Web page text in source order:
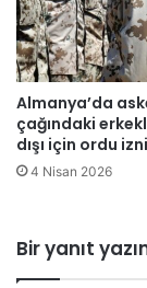
a
y
b
ı
2
4
o
l
Almanya’da
çağındaki
dışı için ordu
4 Nisan 2026
Bir yanıt